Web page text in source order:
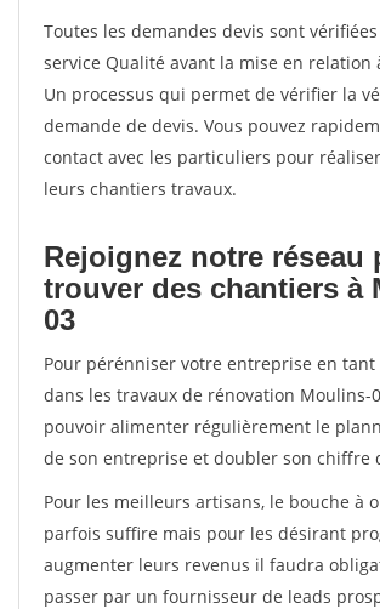
Toutes les demandes devis sont
service Qualité avant la mise en relation
Un processus qui permet de vérifier la
demande de devis. Vous pouvez
contact avec les particuliers pour
leurs chantiers travaux.
Rejoignez notre réseau
trouver des chantiers à
03
Pour pérénniser votre entreprise en
dans les travaux de rénovation Moulins-
pouvoir alimenter régulièrement le
de son entreprise et doubler son chiffre
Pour les meilleurs artisans, le bouche à
parfois suffire mais pour les désirant
augmenter leurs revenus il faudra
passer par un fournisseur de leads